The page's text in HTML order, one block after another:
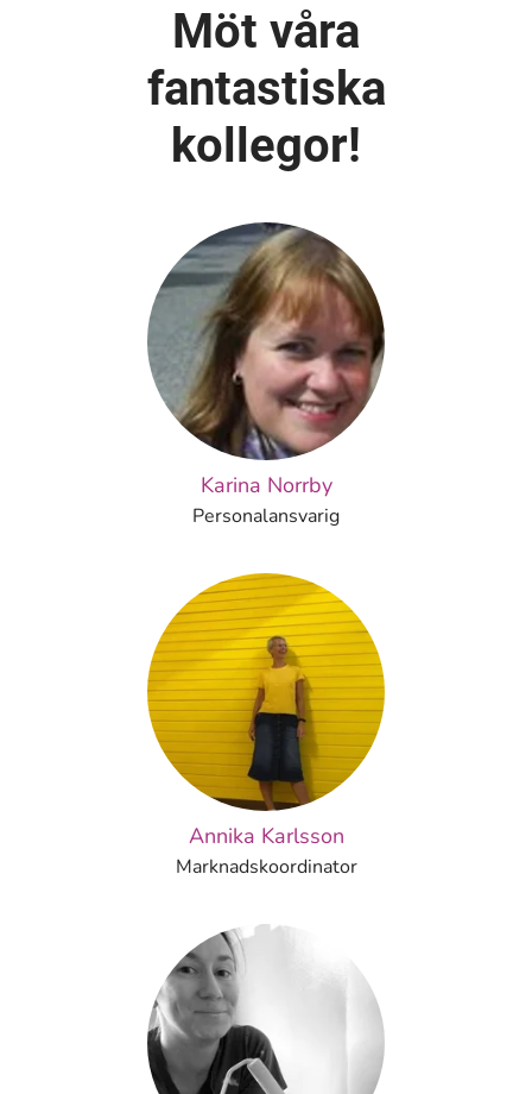
Möt våra
fantastiska
kollegor!
Karina Norrby
Personalansvarig
Annika Karlsson
Marknadskoordinator